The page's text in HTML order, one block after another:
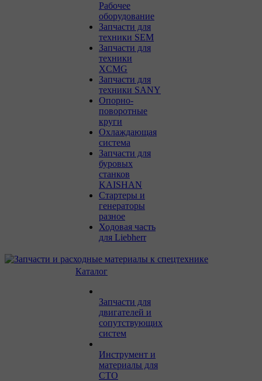
Рабочее
оборудование
Запчасти для
техники SEM
Запчасти для
техники
XCMG
Запчасти для
техники SANY
Опорно-
поворотные
круги
Охлаждающая
система
Запчасти для
буровых
станков
KAISHAN
Стартеры и
генераторы
разное
Ходовая часть
для Liebherr
Каталог
Запчасти для
двигателей и
сопутствующих
систем
Инструмент и
материалы для
СТО